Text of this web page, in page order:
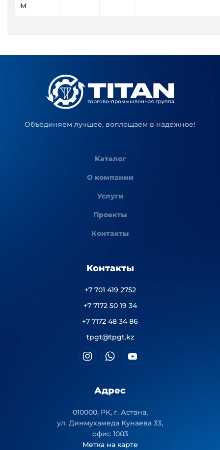
M
Объединяем лучшее, воплощаем в надежное!
Каталог
О компании
Услуги
Проекты
Контакты
Контакты
+7 701 419 2752
+7 7172 50 19 34
+7 7172 48 34 86
tpgt@tpgt.kz
Адрес
010000, РК, г. Астана,
ул. Динмухамеда Кунаева 33,
офис 1003
Метка на карте